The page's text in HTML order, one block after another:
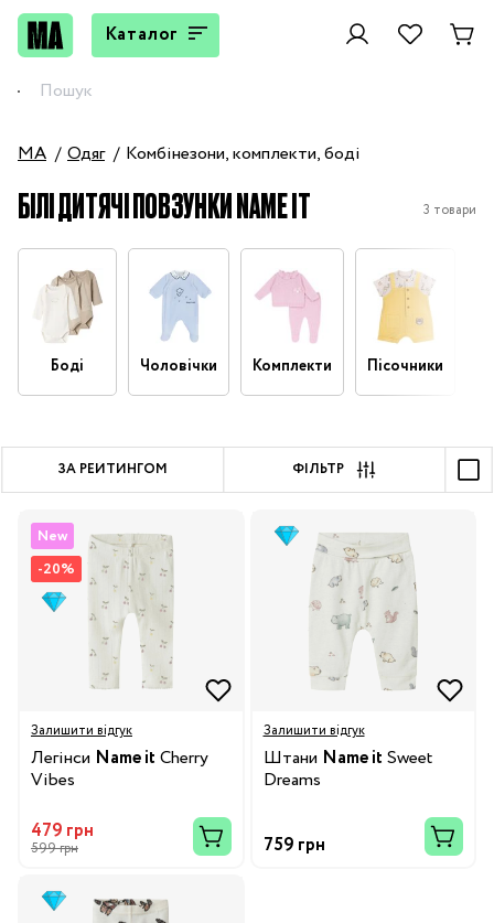
Каталог
MA Одяг Комбінезони, комплекти, боді
БІЛІ ДИТЯЧІ ПОВЗУНКИ NAME IT 3 товари
Боді Чоловічки Комплекти Пісочники
ЗА РЕЙТИНГОМ ФІЛЬТР
New
-20%
Залишити відгук
Легінси Name it Cherry
Vibes
479 грн
599 грн
Залишити відгук
Штани Name it Sweet
Dreams
759 грн